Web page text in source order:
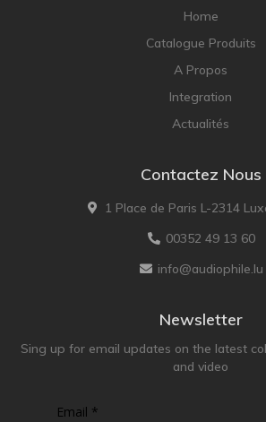
Home
Catalogue Produits
A Propos
Integration
Actualités
Contactez Nous
1 Place de Paris L-2314
00352 49 13 60
info@audiophile.lu
Newsletter
Sing up for email updates on the latest
and video
Email *